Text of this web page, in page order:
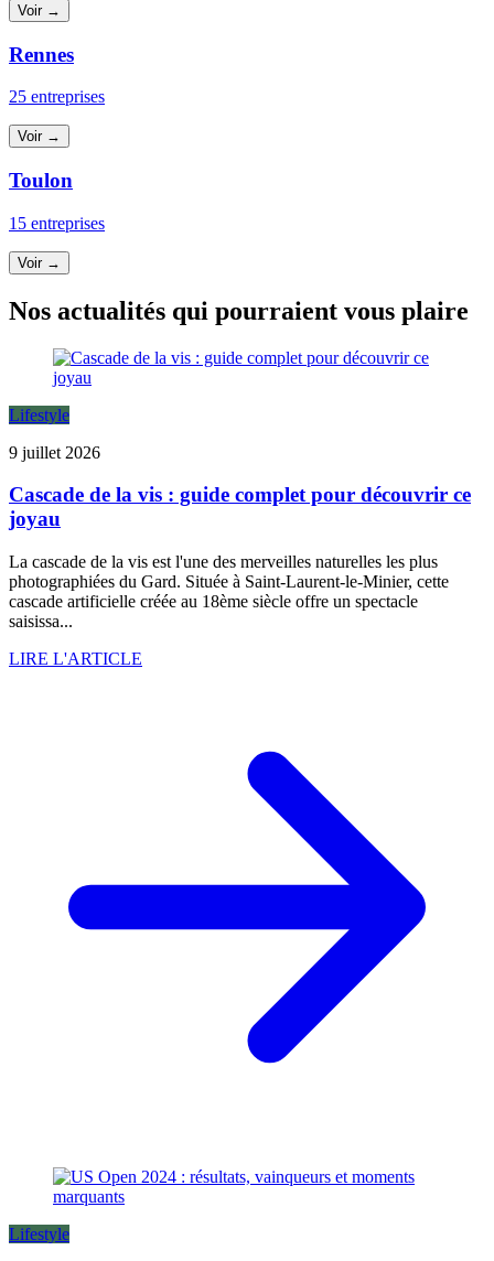
Voir →
Rennes
25 entreprises
Voir →
Toulon
15 entreprises
Voir →
Nos actualités qui pourraient vous plaire
Lifestyle
9 juillet 2026
Cascade de la vis : guide complet pour découvrir ce
joyau
La cascade de la vis est l'une des merveilles naturelles les plus
photographiées du Gard. Située à Saint-Laurent-le-Minier, cette
cascade artificielle créée au 18ème siècle offre un spectacle
saisissa...
LIRE L'ARTICLE
Lifestyle